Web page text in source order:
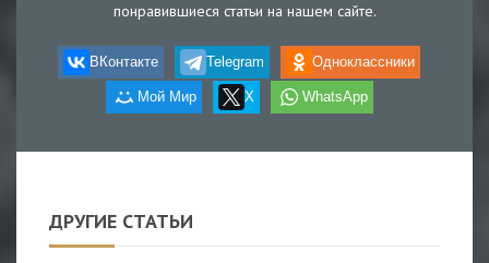
понравившиеся статьи на нашем сайте.
ВКонтакте Telegram Одноклассники
Мой Мир X WhatsApp
ДРУГИЕ СТАТЬИ